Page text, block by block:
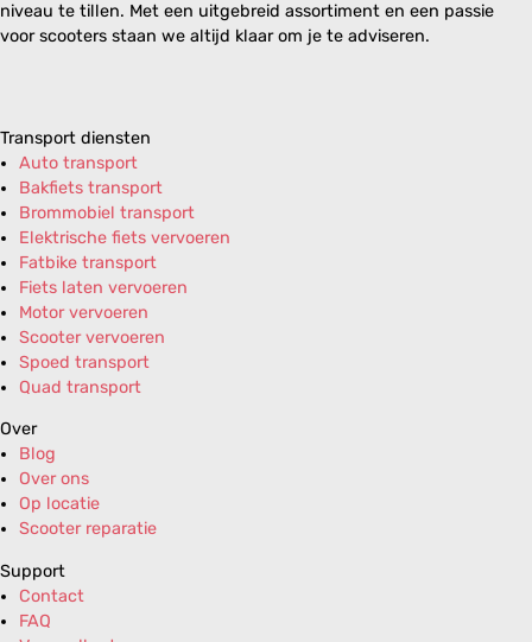
niveau te tillen. Met een uitgebreid assortiment en een passie
voor scooters staan we altijd klaar om je te adviseren.
Transport diensten
Auto transport
Bakfiets transport
Brommobiel transport
Elektrische fiets vervoeren
Fatbike transport
Fiets laten vervoeren
Motor vervoeren
Scooter vervoeren
Spoed transport
Quad transport
Over
Blog
Over ons
Op locatie
Scooter reparatie
Support
Contact
FAQ